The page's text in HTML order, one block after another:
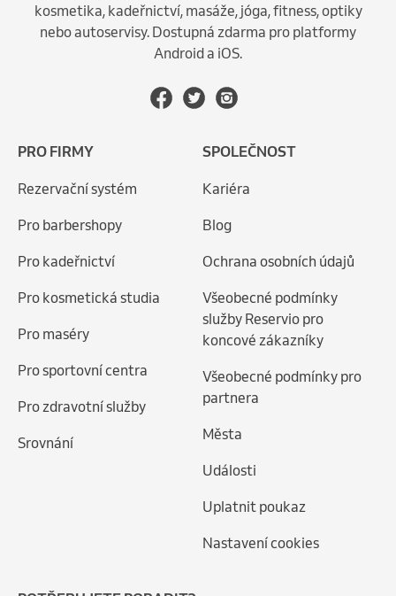
kosmetika, kadeřnictví, masáže, jóga, fitness, optiky
nebo autoservisy. Dostupná zdarma pro platformy
Android a iOS.
PRO FIRMY
Rezervační systém
Pro barbershopy
Pro kadeřnictví
Pro kosmetická studia
Pro maséry
Pro sportovní centra
Pro zdravotní služby
Srovnání
SPOLEČNOST
Kariéra
Blog
Ochrana osobních údajů
Všeobecné podmínky
služby Reservio pro
koncové zákazníky
Všeobecné podmínky pro
partnera
Města
Události
Uplatnit poukaz
Nastavení cookies